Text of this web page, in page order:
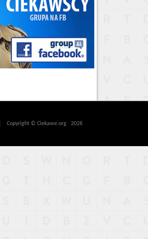
Copyright © Ciekawe.org 2026